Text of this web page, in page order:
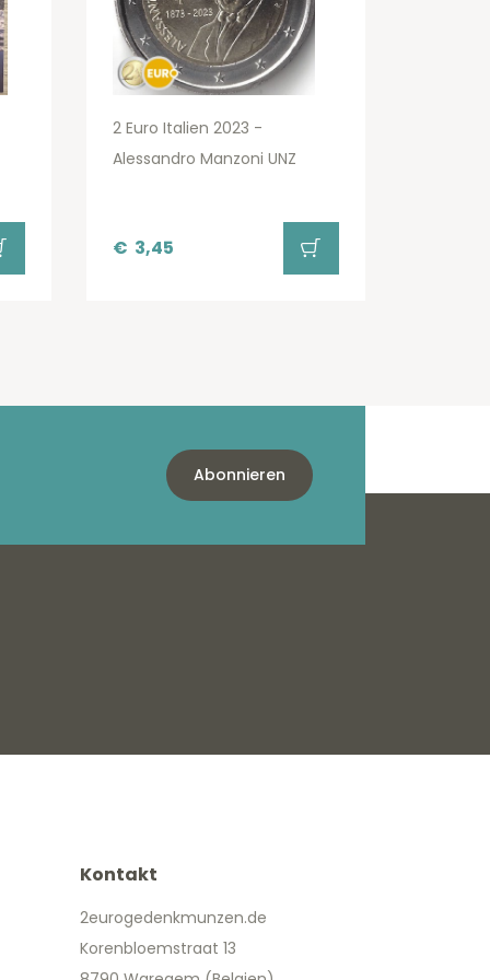
2 Euro Italien 2023 -
Alessandro Manzoni UNZ
€ 3,45
Abonnieren
Kontakt
2eurogedenkmunzen.de
Korenbloemstraat 13